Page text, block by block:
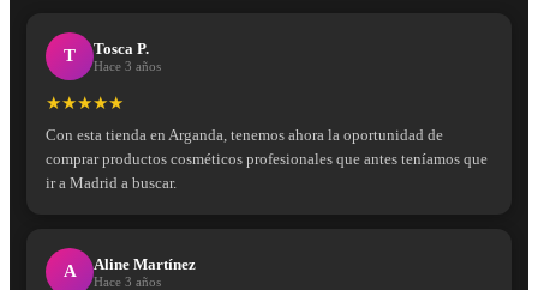
T Tosca P.
Hace 3 años
★★★★★
Con esta tienda en Arganda, tenemos ahora la oportunidad de
comprar productos cosméticos profesionales que antes teníamos que
ir a Madrid a buscar.
A Aline Martínez
Hace 3 años